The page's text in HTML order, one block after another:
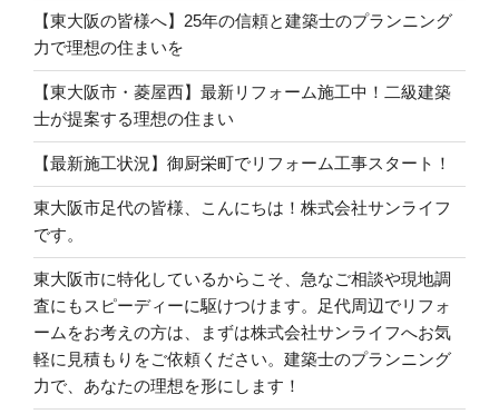
【東大阪の皆様へ】25年の信頼と建築士のプランニング
力で理想の住まいを
【東大阪市・菱屋西】最新リフォーム施工中！二級建築
士が提案する理想の住まい
【最新施工状況】御厨栄町でリフォーム工事スタート！
東大阪市足代の皆様、こんにちは！株式会社サンライフ
です。
東大阪市に特化しているからこそ、急なご相談や現地調
査にもスピーディーに駆けつけます。足代周辺でリフォ
ームをお考えの方は、まずは株式会社サンライフへお気
軽に見積もりをご依頼ください。建築士のプランニング
力で、あなたの理想を形にします！